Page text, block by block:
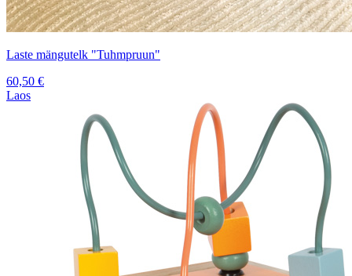
Laste mängutelk "Tuhmpruun"
60,50 €
Laos